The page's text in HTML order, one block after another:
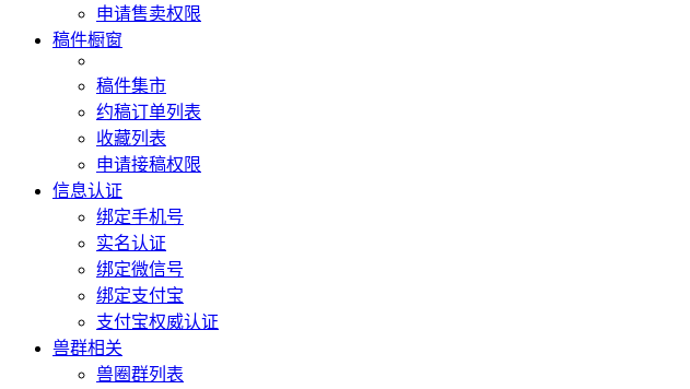
申请售卖权限
稿件橱窗
稿件集市
约稿订单列表
收藏列表
申请接稿权限
信息认证
绑定手机号
实名认证
绑定微信号
绑定支付宝
支付宝权威认证
兽群相关
兽圈群列表